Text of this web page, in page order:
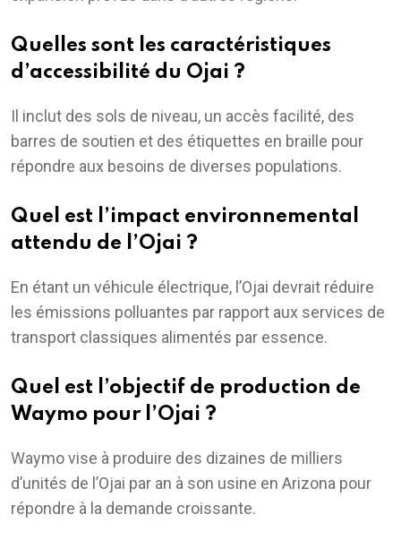
Quelles sont les caractéristiques
d’accessibilité du Ojai ?
Il inclut des sols de niveau, un accès facilité, des
barres de soutien et des étiquettes en braille pour
répondre aux besoins de diverses populations.
Quel est l’impact environnemental
attendu de l’Ojai ?
En étant un véhicule électrique, l’Ojai devrait réduire
les émissions polluantes par rapport aux services de
transport classiques alimentés par essence.
Quel est l’objectif de production de
Waymo pour l’Ojai ?
Waymo vise à produire des dizaines de milliers
d’unités de l’Ojai par an à son usine en Arizona pour
répondre à la demande croissante.